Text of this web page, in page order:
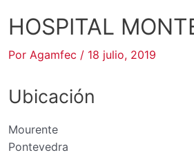
HOSPITAL
Por Agamfec / 18 julio, 2019
Ubicación
Mourente
Pontevedra